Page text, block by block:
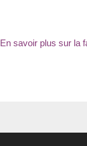
En savoir plus sur la